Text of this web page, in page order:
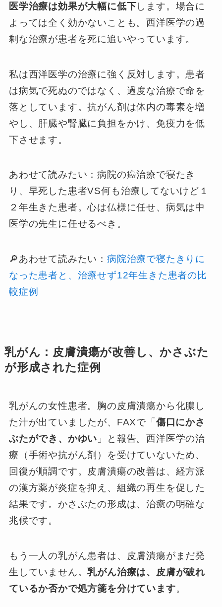
医学治療は効果が大幅に低下します。場合に
よっては全く効かないことも。西洋医学の過
剰な治療が患者を死に追いやっています。
私は西洋医学の治療に強く反対します。患者
は病気で死ぬのではなく、過度な治療で命を
落としています。抗がん剤は体内の毒素を増
やし、肝臓や腎臓に負担をかけ、免疫力を低
下させます。
あわせて読みたい：病院の癌治療で寝たき
り、早死した患者VS何も治療してないけど１
２年生きた患者。心は仏様に任せ、病気は中
医学の先生に任せるべき。
🔎あわせて読みたい： 病院治療で寝たきりに
なった患者と、治療せず12年生きた患者の比
較症例
乳がん：皮膚潰瘍が改善し、かさぶた
が形成された症例
乳がんの女性患者。胸の皮膚潰瘍から化膿し
た汁が出ていましたが、FAXで「 傷口にかさ
ぶたができ、かゆい 」と報告。西洋医学の治
療（手術や抗がん剤）を受けていないため、
回復が順調です。皮膚潰瘍の改善は、経方派
の漢方薬が炎症を抑え、組織の再生を促した
結果です。かさぶたの形成は、治癒の明確な
兆候です。
もう一人の乳がん患者は、皮膚潰瘍がまだ発
生していません。乳がん治療は、皮膚が破れ
ているか否かで処方箋を分けています。